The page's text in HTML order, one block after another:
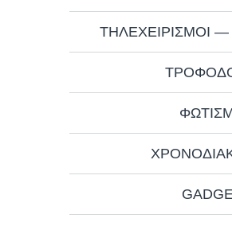
ΤΗΛΕΧΕΙΡΙΣΜΟΙ